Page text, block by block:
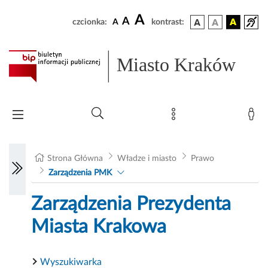
czcionka: A A A kontrast:
Miasto Kraków
Strona Główna Władze i miasto
Prawo
Zarządzenia PMK
Zarządzenia Prezydenta
Miasta Krakowa
Wyszukiwarka